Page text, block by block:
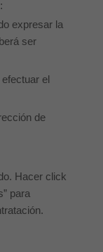
expresar la
ser
el
de
Hacer click
para